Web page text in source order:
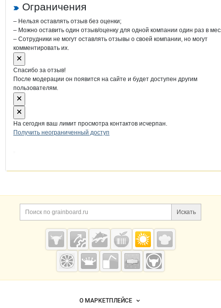
Ограничения
– Нельзя оставлять отзыв без оценки;
– Можно оставить один отзыв/оценку для одной компании один раз в
– Сотрудники не могут оставлять отзывы о своей компании, но могут
комментировать их.
Спасибо за отзыв!
После модерации он появится на сайте и будет доступен другим
пользователям.
На сегодня ваш лимит просмотра контактов исчерпан.
Получить неограниченный доступ
Дополнительная информация
Поиск по сайту и
Искать
Cсылки на полезные проекты
Grainboard.ru
— зерно и
мука
Важные разделы и контакты
Навигация по сайтуО МАРКЕТПЛЕЙСЕ